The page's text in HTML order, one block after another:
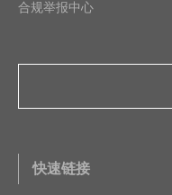
合规举报中心
快速链接